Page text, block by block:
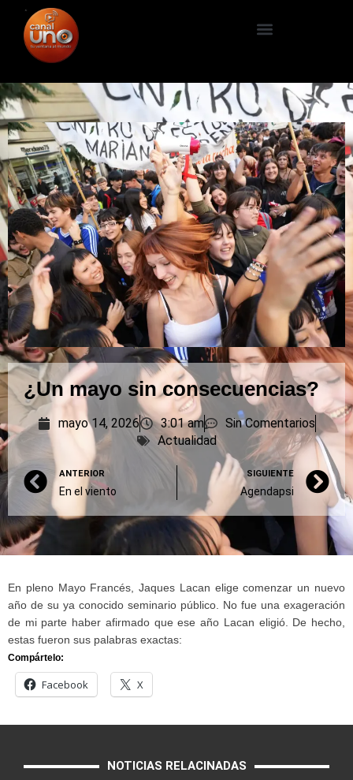
¿Un mayo sin consecuencias?
mayo 14, 2026 3:01 am
Sin Comentarios
Actualidad
ANTERIOR
En el viento
SIGUIENTE
Agendapsi
En pleno Mayo Francés, Jaques Lacan elige comenzar un nuevo
año de su ya conocido seminario público. No fue una exageración
de mi parte haber afirmado que ese año Lacan eligió. De hecho,
estas fueron sus palabras exactas:
Compártelo:
Facebook X
NOTICIAS RELACINADAS